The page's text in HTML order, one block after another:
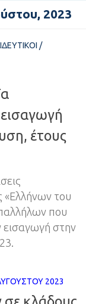
2023
/
έτους
«Ελλήνων του
που
εισαγωγή στην
2023